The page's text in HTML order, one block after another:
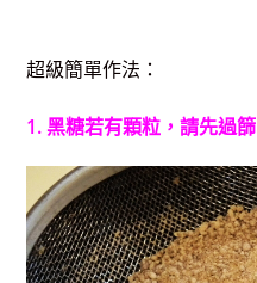
超級簡單作法：
1. 黑糖若有顆粒，請先過篩